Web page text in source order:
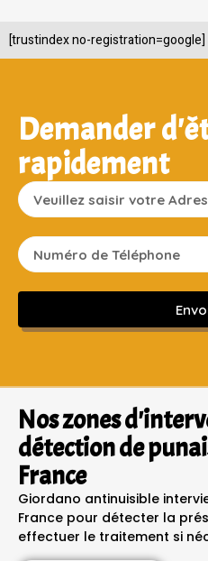
[trustindex no-registration=google]
Demander
rapidement
Nos zones
détection de
France
Giordano antinuisible
France pour détecter la
effectuer le traitement si